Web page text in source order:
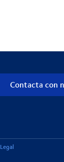
Contacta con
Legal